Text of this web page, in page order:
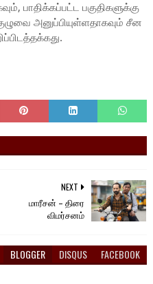
பாதிக்கப்பட்ட பகுதிகளுக்கு
அனுப்பியுள்ளதாகவும் சீன
NEXT
மாரீசன் – திரை
விமர்சனம்
BLOGGER DISQUS FACEBOOK